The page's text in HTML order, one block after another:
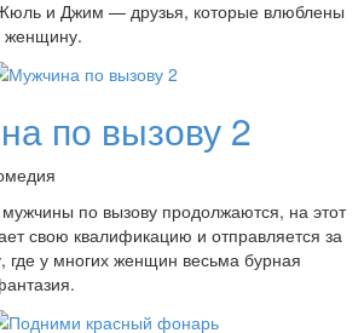
и Джим — друзья, которые влюблены
женщину.
по вызову 2
по вызову продолжаются, на этот
свою квалификацию и отправляется за
где у многих женщин весьма бурная